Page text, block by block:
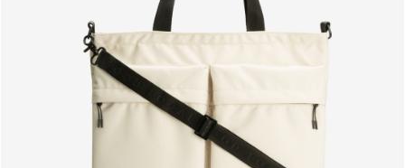
Согласен с политикой конфиденциальности